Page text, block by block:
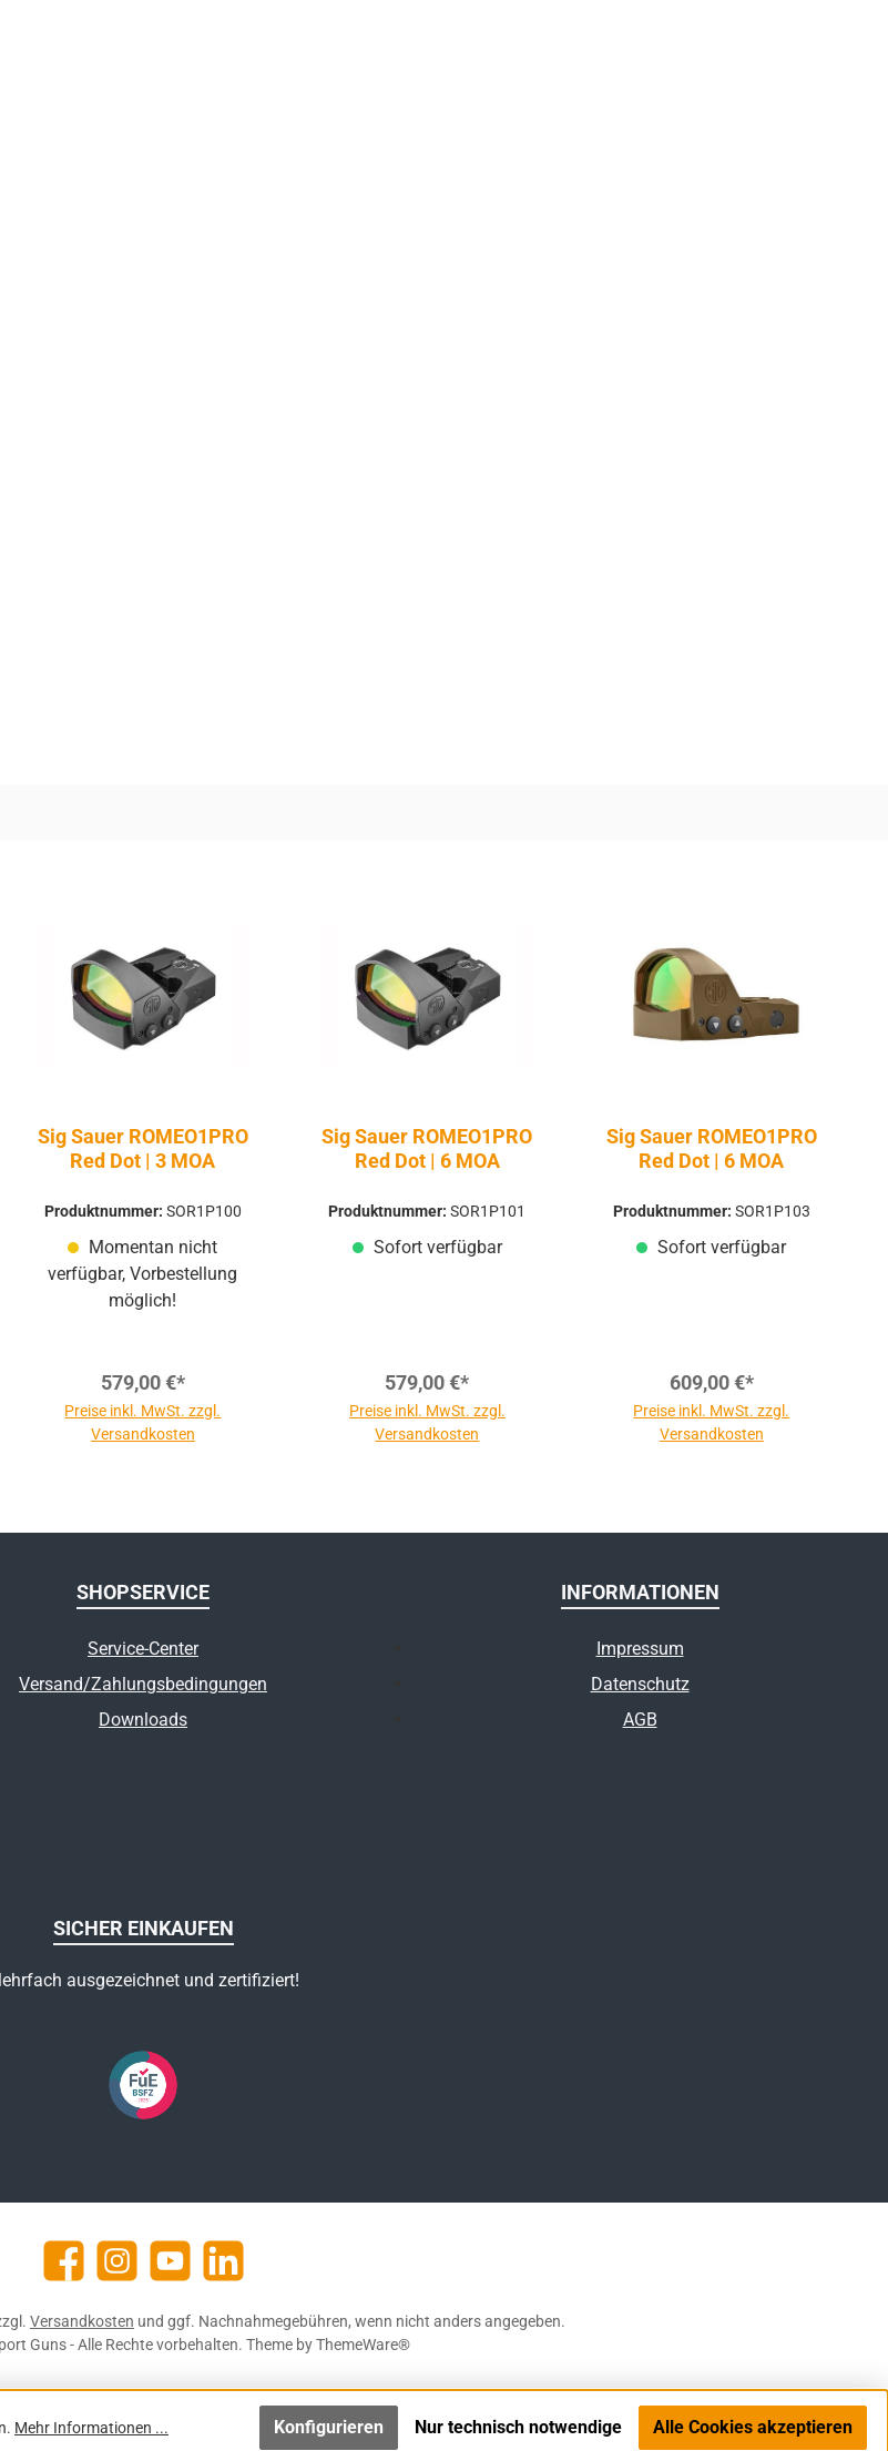
Sig Sauer ROMEO1PRO
Red Dot | 3 MOA
Produktnummer: SOR1P100
Momentan nicht
verfügbar, Vorbestellung
möglich!
579,00 €*
Preise inkl. MwSt. zzgl.
Versandkosten
Sig Sauer ROMEO1PRO
Red Dot | 6 MOA
Produktnummer:SOR1P101
Sofort verfügbar
579,00 €*
Preise inkl. MwSt. zzgl.
Versandkosten
Sig Sauer ROMEO1PRO
Red Dot | 6 MOA
Produktnummer: SOR1P103
Sofort verfügbar
609,00 €*
Preise inkl. MwSt. zzgl.
Versandkosten
SHOPSERVICE
Service-Center
Versand/Zahlungsbedingungen
Downloads
INFORMATIONEN
Impressum
Datenschutz
AGB
SICHER EINKAUFEN
ausgezeichnet und zertifiziert!
FacebookInstagramYouTube
Versandkosten und ggf. Nachnahmegebühren, wenn nicht anders angegeben.
Guns - Alle Rechte vorbehalten. Theme byThemeWare®
Mehr Informationen ... Nur technisch notwendige
Konfigurieren Alle Cookies akzeptieren